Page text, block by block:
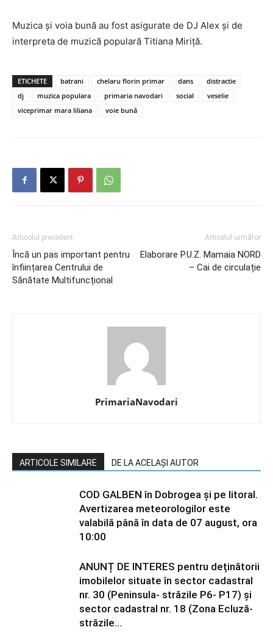
Muzica și voia bună au fost asigurate de DJ Alex și de
interpreta de muzică populară Titiana Miriță.
ETICHETE batrani chelaru florin primar dans
distractie
dj
muzica populara primaria navodari social
veselie
viceprimar mara liliana
voie bună
Articolul precedent
Încă un pas important pentru
înființarea Centrului de
Sănătate Multifuncțional
Articolul următor
Elaborare P.U.Z. Mamaia NORD
– Cai de circulație
PrimariaNavodari
ARTICOLE SIMILARE DE LA ACELAȘI AUTOR
COD GALBEN în Dobrogea și pe litoral.
Avertizarea meteorologilor este
valabilă până în data de 07 august, ora
10:00
ANUNȚ DE INTERES pentru deținătorii
imobilelor situate în sector cadastral
nr. 30 (Peninsula- străzile P6- P17) și
sector cadastral nr. 18 (Zona Ecluză-
străzile...